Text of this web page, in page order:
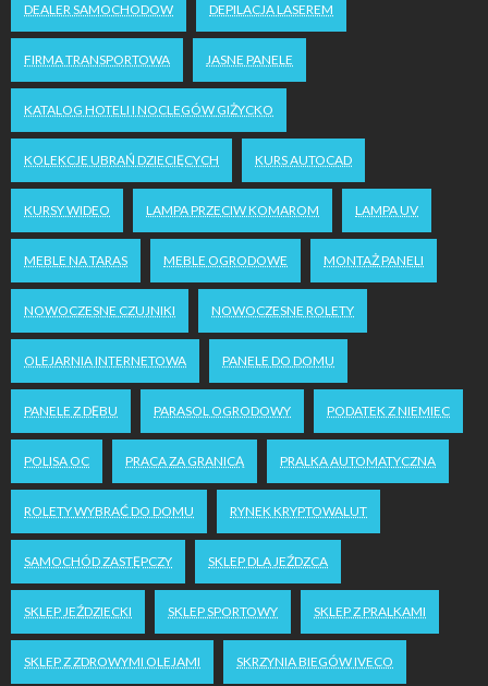
DEALER SAMOCHODOW DEPILACJA LASEREM
FIRMA TRANSPORTOWA JASNE PANELE
KATALOG HOTELI I NOCLEGÓW GIŻYCKO
KOLEKCJE UBRAŃ DZIECIĘCYCH KURS AUTOCAD
KURSY WIDEO LAMPA PRZECIW KOMAROM LAMPA UV
MEBLE NA TARAS MEBLE OGRODOWE MONTAŻ PANELI
NOWOCZESNE CZUJNIKI NOWOCZESNE ROLETY
OLEJARNIA INTERNETOWA PANELE DO DOMU
PANELE Z DĘBU PARASOL OGRODOWY PODATEK Z NIEMIEC
POLISA OC PRACA ZA GRANICĄ PRALKA AUTOMATYCZNA
ROLETY WYBRAĆ DO DOMU RYNEK KRYPTOWALUT
SAMOCHÓD ZASTĘPCZY SKLEP DLA JEŹDZCA
SKLEP JEŹDZIECKI SKLEP SPORTOWY SKLEP Z PRALKAMI
SKLEP Z ZDROWYMI OLEJAMI SKRZYNIA BIEGÓW IVECO